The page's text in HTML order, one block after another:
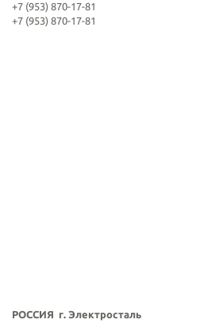
+7 (953) 870-17-81
+7 (953) 870-17-81
РОССИЯ г. Электросталь